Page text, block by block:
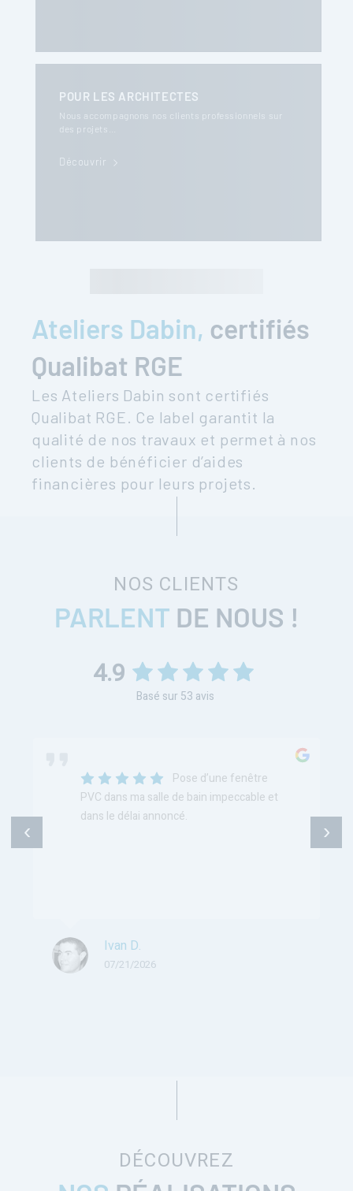
POUR LES ARCHITECTES
Nous accompagnons nos clients professionnels sur
des projets…
Découvrir
Ateliers Dabin, certifiés
Qualibat RGE
Les Ateliers Dabin sont certifiés
Qualibat RGE. Ce label garantit la
qualité de nos travaux et permet à nos
clients de bénéficier d’aides
financières pour leurs projets.
NOS CLIENTS
PARLENT DE NOUS !
4.9
Basé sur 53 avis
Pose d’une fenêtre
PVC dans ma salle de bain impeccable et
dans le délai annoncé.
Ivan D.
07/21/2026
‹ ›
DÉCOUVREZ